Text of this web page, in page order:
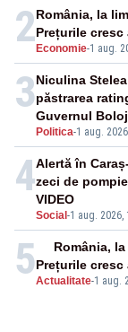
2 Economie-1 aug.
România, la
Prețurile cresc
3
Politica-1 aug.
Niculina
păstrarea
Guvernul
4
Social -1 aug. 2026,
Alertă în
zeci de
VIDEO
5Actualitate-1 aug.
România,
Prețurile cresc